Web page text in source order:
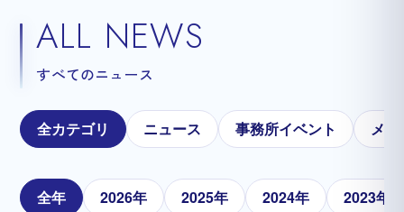
ALL NEWS
すべてのニュース
全カテゴリ ニュース 事務所イベント メ
全年 2026年 2025年 2024年 2023年